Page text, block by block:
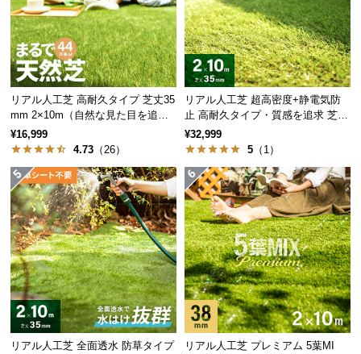
に
つ
い
て
お
客
様
サ
ポ
ー
ト
お
せ
リアル人工芝 高耐久タイプ 芝丈35
mm 2×10m（自然な見た目を追
求・U字ピン付属）
¥16,999
4.73 （26）
リアル人工芝 超高密度+静電気防
止 高耐久タイプ・質感を追求 芝丈
35mm 2×10m
¥32,999
5 （1）
リアル人工芝 全面透水 防草タイプ
リアル人工芝 プレミアム 5葉MI